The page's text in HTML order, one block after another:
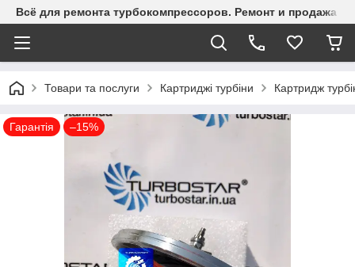
Всё для ремонта турбокомпрессоров. Ремонт и продажа
Товари та послуги Картриджі турбіни Картридж
Гарантія –15%